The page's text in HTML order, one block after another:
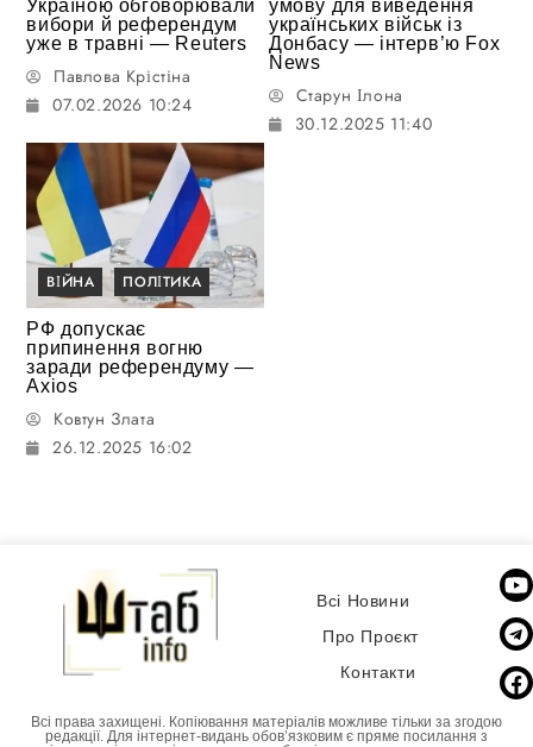
Україною обговорювали
вибори й референдум
уже в травні — Reuters
Павлова Крістіна
07.02.2026 10:24
умову для виведення
українських військ із
Донбасу — інтерв’ю Fox
News
Старун Ілона
30.12.2025 11:40
ВІЙНА ПОЛІТИКА
РФ допускає
припинення вогню
заради референдуму —
Axios
Ковтун Злата
26.12.2025 16:02
Всі Новини
Про Проєкт
Контакти
Всі права захищені. Копіювання матеріалів можливе тільки за згодою
редакції. Для інтернет-видань обовʼязковим є пряме посилання з